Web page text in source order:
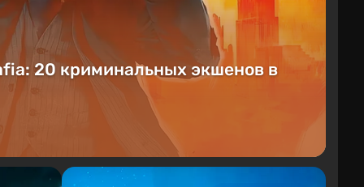
20 криминальных экшенов в